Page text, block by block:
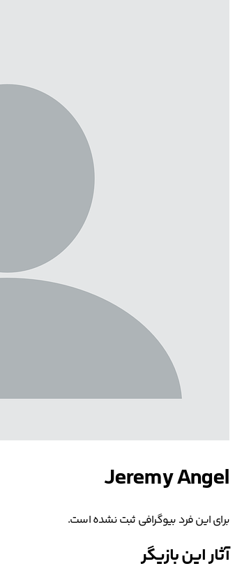
Jeremy Angel
برای این فرد بیوگرافی ثبت نشده است.
آثار این بازیگر